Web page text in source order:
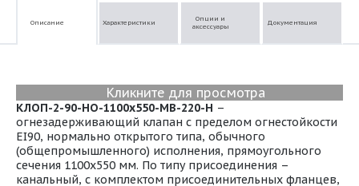
Описание Характеристики
Опции и
аксессуары
Документация
Кликните для просмотра
КЛОП-2-90-НО-1100х550-МВ-220-Н –
огнезадерживающий клапан с пределом огнестойкости
EI90, нормально открытого типа, обычного
(общепромышленного) исполнения, прямоугольного
сечения 1100х550 мм. По типу присоединения –
канальный, с комплектом присоединительных фланцев,